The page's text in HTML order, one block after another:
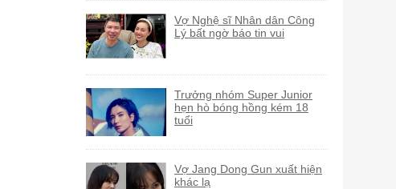
Vợ Nghệ sĩ Nhân dân Công
Lý bất ngờ báo tin vui
Trưởng nhóm Super Junior
hẹn hò bóng hồng kém 18
tuổi
Vợ Jang Dong Gun xuất hiện
khác lạ